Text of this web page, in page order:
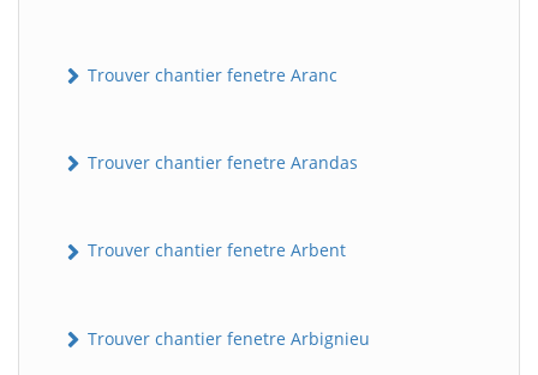
Trouver chantier fenetre Aranc
Trouver chantier fenetre Arandas
Trouver chantier fenetre Arbent
Trouver chantier fenetre Arbignieu